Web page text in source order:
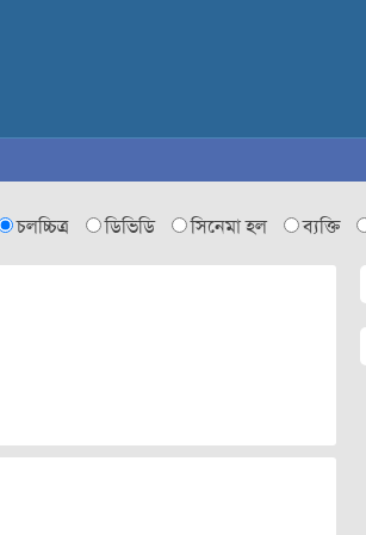
চলচ্চিত্র ডিভিডি সিনেমা হল ব্যক্তি